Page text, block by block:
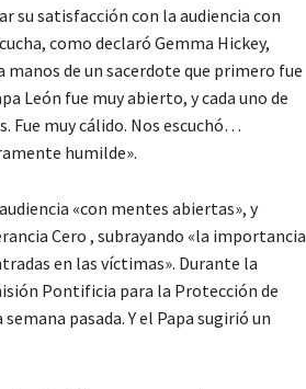
su satisfacción con la audiencia con
como declaró Gemma Hickey,
manos de un sacerdote que primero fue
León fue muy abierto, y cada uno de
Fue muy cálido. Nos escuchó…
humilde».
«con mentes abiertas», y
Cero , subrayando «la importancia
en las víctimas». Durante la
Pontificia para la Protección de
pasada. Y el Papa sugirió un